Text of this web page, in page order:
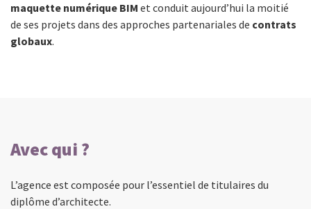
maquette numérique BIM et conduit aujourd’hui la moitié
de ses projets dans des approches partenariales de contrats
globaux.
Avec qui ?
L’agence est composée pour l’essentiel de titulaires du
diplôme d’architecte.